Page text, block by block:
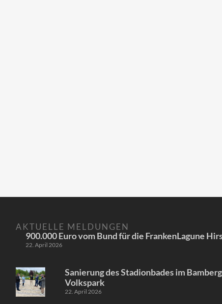
AKTUELLE MELDUNGEN
900.000 Euro vom Bund für die FrankenLagune
22. April 2026
Sanierung des Stadionbades im
Volkspark
22. April 2026